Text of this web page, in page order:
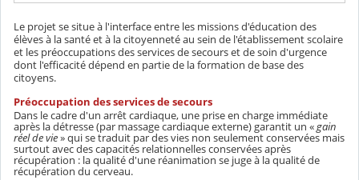
Le projet se situe à l'interface entre les missions d'éducation des
élèves à la santé et à la citoyenneté au sein de l'établissement scolaire
et les préoccupations des services de secours et de soin d'urgence
dont l'efficacité dépend en partie de la formation de base des
citoyens.
Préoccupation des services de secours
Dans le cadre d'un arrêt cardiaque, une prise en charge immédiate
après la détresse (par massage cardiaque externe) garantit un «gain
réel de vie» qui se traduit par des vies non seulement conservées mais
surtout avec des capacités relationnelles conservées après
récupération : la qualité d'une réanimation se juge à la qualité de
récupération du cerveau.